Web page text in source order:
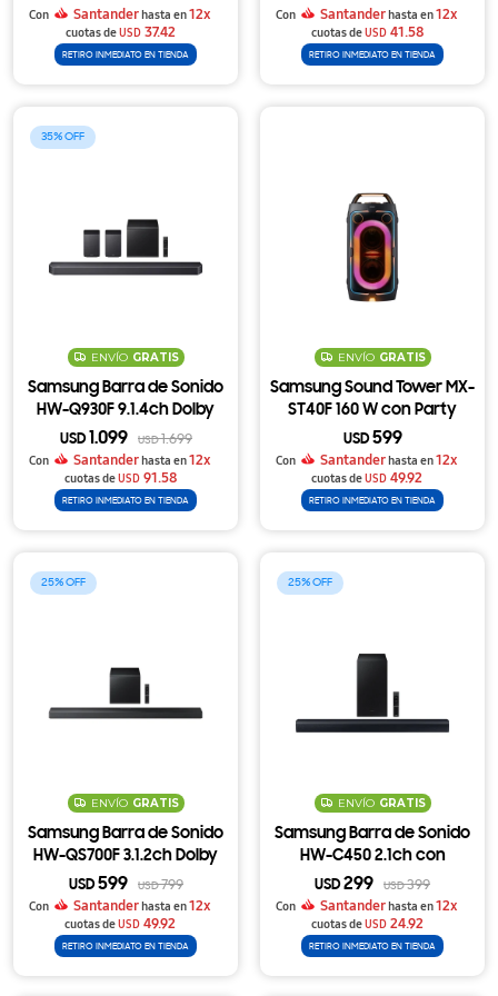
Con Santanderhasta en12x
cuotas deUSD 37.42
RETIRO INMEDIATO EN TIENDA
Inalámbrico y Q-Symphony
Con Santanderhasta en12x
cuotas deUSD 41.58
RETIRO INMEDIATO EN TIENDA
35
ENVÍO GRATIS
Samsung Barra de Sonido
HW-Q930F 9.1.4ch Dolby
Atmos con Subwoofer y
Parlantes Traseros
Inalámbricos
USD 1.099 USD1.699
Con
Santanderhasta en12x
cuotas deUSD 91.58
RETIRO INMEDIATO EN TIENDA
ENVÍO GRATIS
Samsung Sound Tower MX-
ST40F 160 W con Party
Lights, Batería
Reemplazable y Auracast
USD 599
Con Santanderhasta en12x
cuotas deUSD 49.92
RETIRO INMEDIATO EN TIENDA
25
ENVÍO GRATIS
Samsung Barra de Sonido
HW-QS700F 3.1.2ch Dolby
Atmos con Subwoofer y
Ajuste Descapotable
USD 599 USD799
Con
Santanderhasta en12x
cuotas deUSD 49.92
RETIRO INMEDIATO EN TIENDA
25
ENVÍO GRATIS
Samsung Barra de Sonido
HW-C450 2.1ch con
Subwoofer Inalámbrico y
DTS Virtual X
USD 299 USD399
Con
Santanderhasta en12x
cuotas deUSD 24.92
RETIRO INMEDIATO EN TIENDA